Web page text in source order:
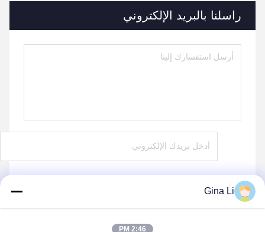
راسلنا بالبريد الإلكتروني
Gina Li
2:46 PM